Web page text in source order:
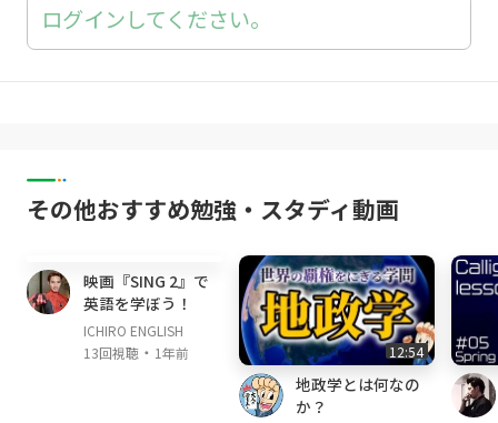
重版決定!!Amazon平均評価4.5!!
単行本
→https://amzn.to/36ix7bf
→https://amzn.to/2KYgL0c
【ICHIRO公式LINEスタンプ】
https://line.me/S/sticker/14197051?lang=en
ログインしてください。
その他おすすめ勉強・スタディ動画
映画『SING 2』で
英語を学ぼう！
ICHIRO ENGLISH
13回視聴・ 1年前 12:54
地政学とは何なの
か？